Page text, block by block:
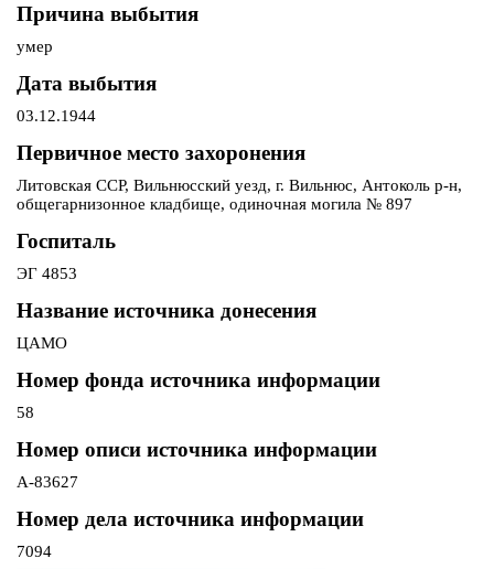
Причина выбытия
умер
Дата выбытия
03.12.1944
Первичное место захоронения
Литовская ССР, Вильнюсский уезд, г. Вильнюс, Антоколь р-н,
общегарнизонное кладбище, одиночная могила № 897
Госпиталь
ЭГ 4853
Название источника донесения
ЦАМО
Номер фонда источника информации
58
Номер описи источника информации
А-83627
Номер дела источника информации
7094